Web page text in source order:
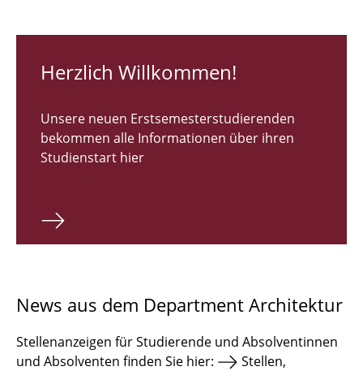
RUNDGANG 26
Bachelor Architektur
Master Architektur
Qualifikationsprofil
Institute
Herzlich Willkommen!
Unsere neuen Erstsemesterstudierenden
bekommen alle Informationen über ihren
Studienstart hier
News aus dem Department Architektur
Stellenanzeigen für Studierende und Absolventinnen
und Absolventen finden Sie hier:
Stellen,